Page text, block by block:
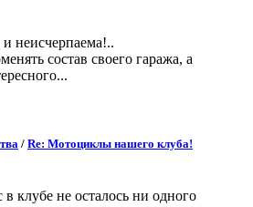
неисчерпаема!..
состав своего гаража, а
/ Re: Мотоциклы нашего клуба!
клубе не осталось ни одного